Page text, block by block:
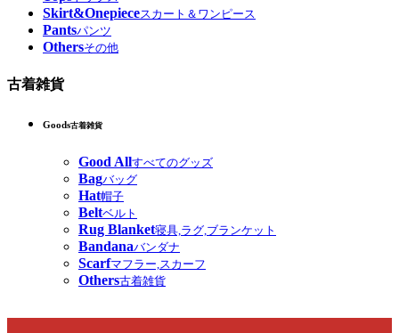
Skirt&Onepieceスカート＆ワンピース
Pantsパンツ
Othersその他
古着雑貨
Goods古着雑貨
Good Allすべてのグッズ
Bagバッグ
Hat帽子
Beltベルト
Rug Blanket寝具,ラグ,ブランケット
Bandanaバンダナ
Scarfマフラー,スカーフ
Others古着雑貨